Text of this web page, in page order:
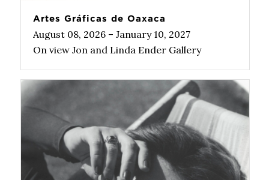
Artes Gráficas de Oaxaca
August 08, 2026 – January 10, 2027
On view Jon and Linda Ender Gallery